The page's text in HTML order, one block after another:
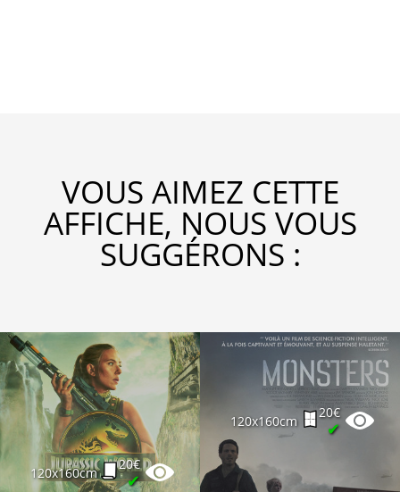
VOUS AIMEZ CETTE
AFFICHE, NOUS VOUS
SUGGÉRONS :
120x160cm
20€
✔
120x160cm
20€
✔